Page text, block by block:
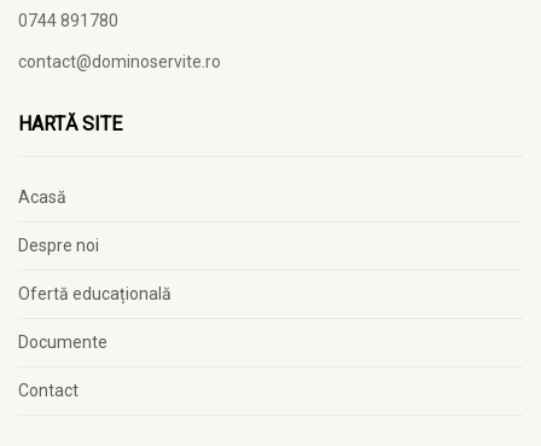
0744 891780
contact@dominoservite.ro
HARTĂ SITE
Acasă
Despre noi
Ofertă educațională
Documente
Contact